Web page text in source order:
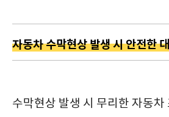
자동차 수막현상 발생 시 안전한
수막현상 발생 시 무리한 자동차